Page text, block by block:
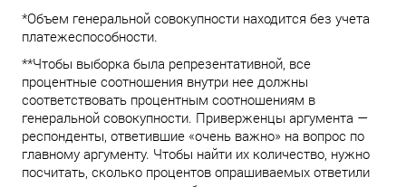
*Объем генеральной совокупности находится без учета
платежеспособности.
**Чтобы выборка была репрезентативной, все
процентные соотношения внутри нее должны
соответствовать процентным соотношениям в
генеральной совокупности. Приверженцы аргумента —
респонденты, ответившие «очень важно» на вопрос по
главному аргументу. Чтобы найти их количество, нужно
посчитать, сколько процентов опрашиваемых ответили